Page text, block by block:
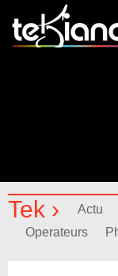
Tek › Actu
Operateurs